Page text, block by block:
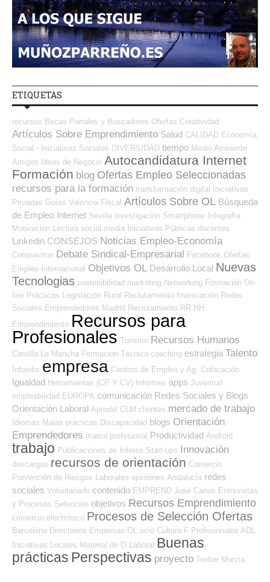
ETIQUETAS
recursos Becas Portales y Buscadores Ofertas Creatividad
Artículos Sobre Emprendimiento Salud CALIDAD Economía
Social - Iniciativas Sociales DIVERSIDAD tiempo Medio Ambiente
Amigos
Ideas de Negocio Autocandidatura Internet
Formación blog Ofertas Empleo Seleccionadas
recursos para la formación transformación digital
Iniciativas
Privadas Guías Valencia Fiscal Artículos Sobre OL Búsqueda
de Empleo Internet Sevilla investigación Smartphone Infografía
Motivación Lectura social media Iniciativas Públicas docentes
Linkedin CONSEJOS Noticias Empleo-Economía
Coronavirus Debate Sindical-Empresarial Facebook Ofertas
Empleo Internacional Objetivos OL Desarrollo Local Nuevas
Tecnologias sostenibilidad marketing Networking Formación On-
line Prácticas Legislación Rural Reclutamiento financiación Redes
Sociales Emprendedores Madrid Reclutamiento RR.HH.
Emprendimiento Recursos para
Profesionales Turismo Recursos Humanos
Castilla La Mancha Formación Técnica coaching estrategia Talento
Infojobs empresa Centros de Empleo y Ag. Colocación
Igualdad Herramientas (CP Y CV) Informes apps Juventud
empleabilidad EUROPA comunicación Redes Sociales y Blogs
Orientación Laboral Aprodel CLM clientes mercado de trabajo
Idiomas Malas prácticas Discapacidad blogs Orientación
Emprendedores marca profesional Productividad Android
trabajo Publicaciones de Interés Start-ups Innovación
descargas recursos de orientación Comercio
Prevención de Riesgos Laborales opiniones Andalucía redes
sociales Voluntariado contenido EMPREND José Carlos Entrevistas
y Procesos Selección objetivos Recursos Emprendimiento
comercio electrónico Procesos de Selección Ofertas
Barcelona Directorios Empresas OL ocio Cultura F Profesionales ADL
Iniciativas Locales Material de O.Laboral Buenas
prácticas Perspectivas proyecto Twitter Murcia